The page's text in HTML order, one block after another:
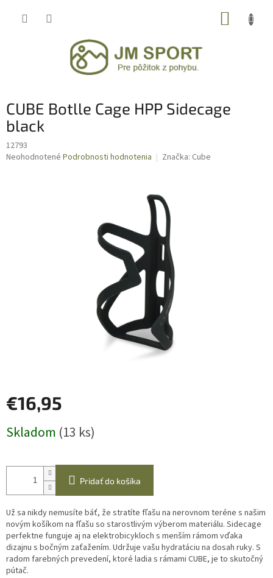
CUBE Botlle Cage HPP Sidecage
black
12793
Priemerné
Neohodnotené Podrobnosti hodnotenia Značka: Cube
€16,95
cena:
Skladom (13 ks)
Pridať do košíka
Už sa nikdy nemusíte báť, že stratíte fľašu na nerovnom teréne s našim
novým košíkom na fľašu so starostlivým výberom materiálu. Sidecage
perfektne funguje aj na elektrobicykloch s menším rámom vďaka
dizajnu s bočným zaťažením. Udržuje vašu hydratáciu na dosah ruky. S
radom farebných prevedení, ktoré ladia s rámami CUBE, je to skutočný
pútač.